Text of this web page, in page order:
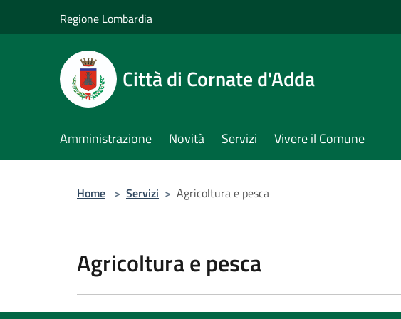
Regione Lombardia
Città di Cornate d'Adda
Amministrazione Novità Servizi Vivere il Comune
Home > Servizi > Agricoltura e pesca
Agricoltura e pesca